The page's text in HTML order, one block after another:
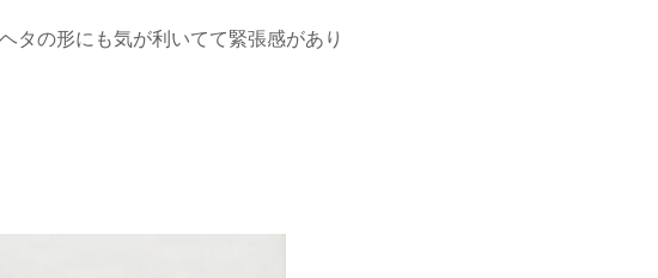
タの形にも気が利いてて緊張感があり